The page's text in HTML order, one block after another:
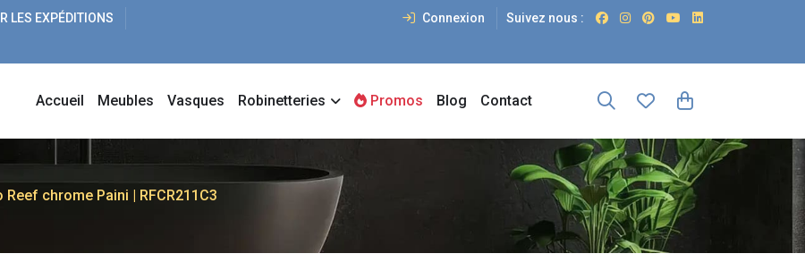
LES EXPÉDITIONS
Connexion Suivez nous :
Accueil Meubles Vasques Robinetteries Promos Blog Contact
chrome Paini | RFCR211C3